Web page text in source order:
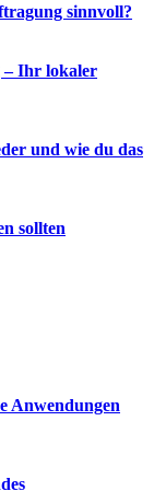
sinnvoll?
– Ihr lokaler
und wie du das
sollten
Anwendungen